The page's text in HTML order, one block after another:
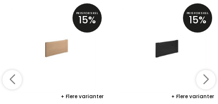
PRISFORSKEL
15%
Flere varianter
PRISFORSKEL
15%
Flere varianter